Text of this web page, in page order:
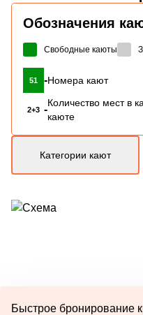
Обозначения
Свободные каюты
51 -Номера кают
2+3 -
Количество мест в
каюте
Категории кают
Быстрое бронирование